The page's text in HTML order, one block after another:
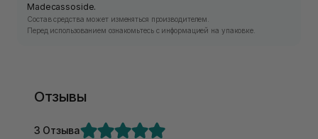
Madecassoside.
Состав средства может изменяться производителем.
Перед использованием ознакомьтесь с информацией на упаковке.
Отзывы
3 Отзыва